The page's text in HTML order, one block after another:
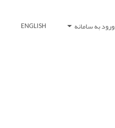
ورود به سامانه ENGLISH